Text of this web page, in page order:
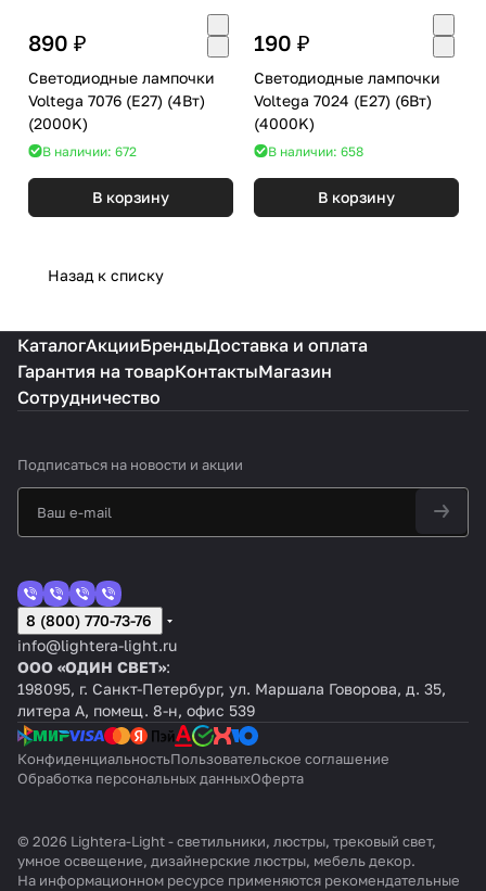
890 ₽
Светодиодные лампочки
Voltega 7076 (E27) (4Вт)
(2000K)
В наличии: 672
В корзину
190 ₽
Светодиодные лампочки
Voltega 7024 (E27) (6Вт)
(4000K)
В наличии: 658
В корзину
Назад к списку
КаталогАкцииБрендыДоставка и оплата
Гарантия на товарКонтактыМагазин
Сотрудничество
Подписаться на новости и акции
8 (800) 770-73-76
info@lightera-light.ru
ООО «ОДИН СВЕТ»:
198095, г. Санкт-Петербург, ул. Маршала Говорова, д. 35,
литера А, помещ. 8-н, офис 539
КонфиденциальностьПользовательское соглашение
Обработка персональных данныхОферта
© 2026 Lightera-Light - светильники, люстры, трековый свет,
умное освещение, дизайнерские люстры, мебель декор.
На информационном ресурсе применяются рекомендательные